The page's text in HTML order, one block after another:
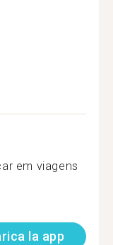
em viagens
la app